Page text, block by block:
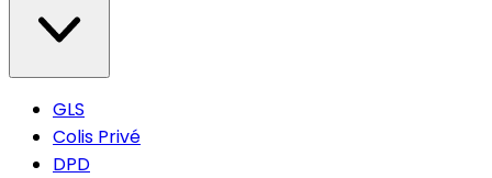
GLS
Colis Privé
DPD